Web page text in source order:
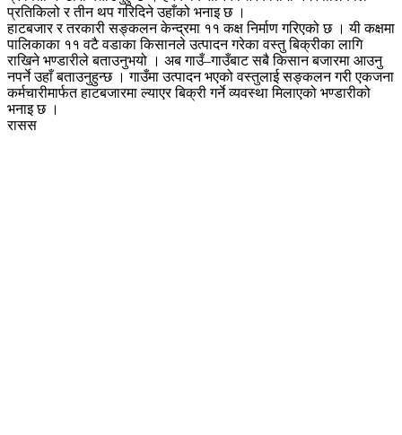
प्रतिकिलो र तीन थप गरिदिने उहाँको भनाइ छ ।
हाटबजार र तरकारी सङ्कलन केन्द्रमा ११ कक्ष निर्माण गरिएको छ । यी कक्षमा
पालिकाका ११ वटै वडाका किसानले उत्पादन गरेका वस्तु बिक्रीका लागि
राखिने भण्डारीले बताउनुभयो । अब गाउँ–गाउँबाट सबै किसान बजारमा आउनु
नपर्ने उहाँ बताउनुहुन्छ । गाउँमा उत्पादन भएको वस्तुलाई सङ्कलन गरी एकजना
कर्मचारीमार्फत हाटबजारमा ल्याएर बिक्री गर्ने व्यवस्था मिलाएको भण्डारीको
भनाइ छ ।
रासस